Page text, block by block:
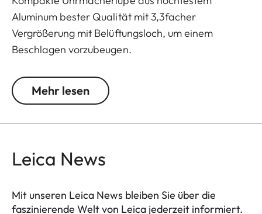
Aluminum bester Qualität mit 3,3facher
Vergrößerung mit Belüftungsloch, um einem
Beschlagen vorzubeugen.
beidseitig entspiegelt, zur Reinigung über
geschraubtes Oberteil einfach herausnehmbar,
Mehr lesen
Leica News
Mit unseren Leica News bleiben Sie über die
faszinierende Welt von Leica jederzeit informiert.